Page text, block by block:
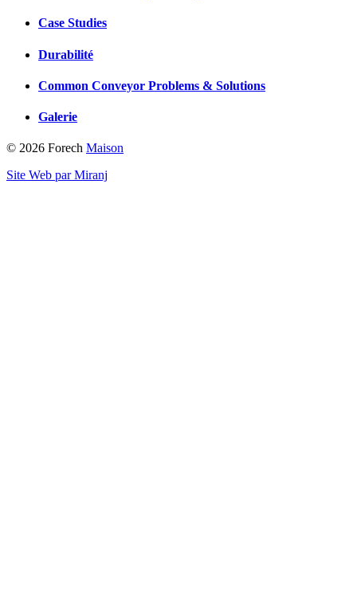
Case Studies
Durabilité
Common Conveyor Problems & Solutions
Galerie
© 2026 Forech Maison
Site Web par Miranj